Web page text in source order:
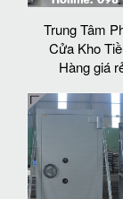
Trung Tâm
Cửa Kho
Hàng giá